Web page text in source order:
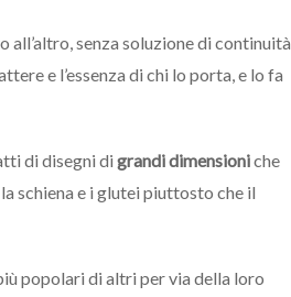
senza soluzione di continuità,
e l’essenza di chi lo porta, e lo fa
di disegni di grandi dimensioniche
schiena e i glutei piuttosto che il
popolari di altri per via della loro